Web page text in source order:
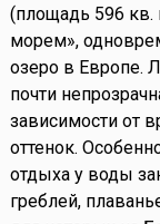
(площадь 596 кв.
морем»,
озеро в Европе.
почти
зависимости от
оттенок.
отдыха у воды
греблей,